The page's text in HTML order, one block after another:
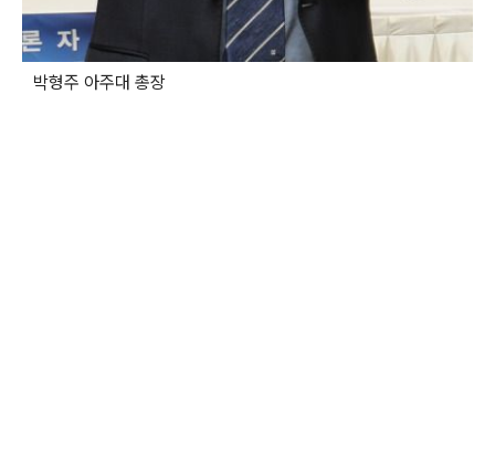
박형주 아주대 총장